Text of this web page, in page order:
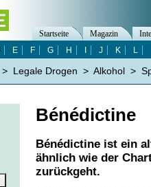
Bénédictine
Bénédictine ist ein
ähnlich wie der
zurückgeht.
Startseite Magazin
E F G H J K L
> Legale Drogen > Alkohol >